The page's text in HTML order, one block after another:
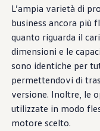
Spie
Spie
Spie
Spie
Spie
WLTP
Servizi digitali e
VW Connect
Connect
L’ampia varietà di
business ancora più
quanto riguarda il
dimensioni e le
sono identiche per
permettendovi di
versione. Inoltre, le
utilizzate in modo
motore scelto.